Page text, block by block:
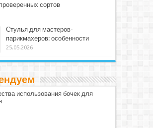
сортов
Стулья для мастеров-
парикмахеров: особенности
25.05.2026
использования бочек для